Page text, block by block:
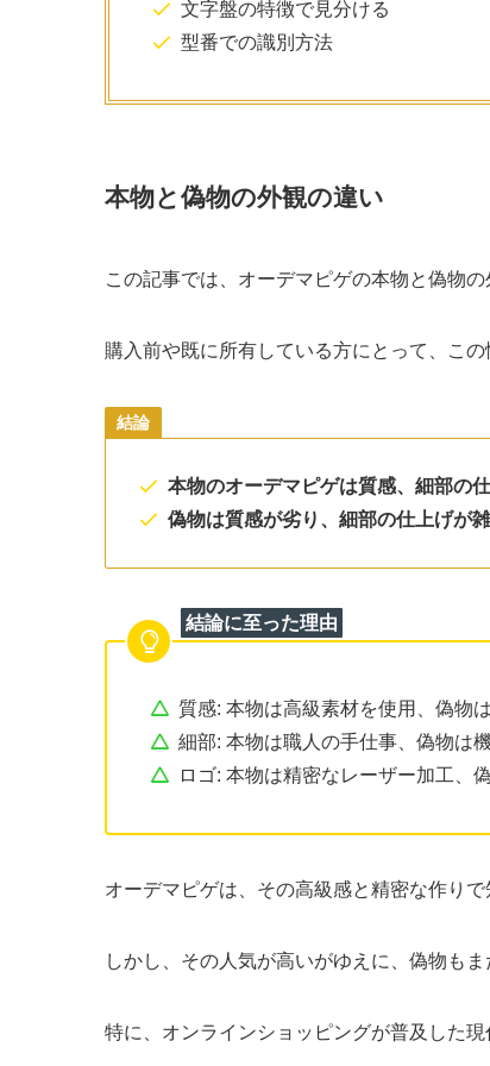
文字盤の特徴で見分ける
型番での識別方法
本物と偽物の外観の違い
この記事では、オーデマピゲの本物と偽物
購入前や既に所有している方にとって、この
結論
本物のオーデマピゲは質感、細部の
偽物は質感が劣り、細部の仕上げが
結論に至った理由
質感: 本物は高級素材を使用、偽物
細部: 本物は職人の手仕事、偽物は
ロゴ: 本物は精密なレーザー加工、
オーデマピゲは、その高級感と精密な作りで
しかし、その人気が高いがゆえに、偽物もま
特に、オンラインショッピングが普及した